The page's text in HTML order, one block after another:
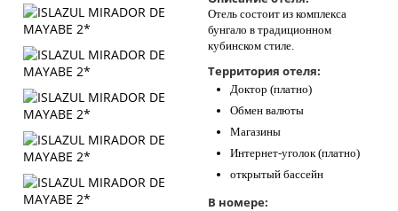
Отель состоит из комплекса
бунгало в традиционном
кубинском стиле.
Территория отеля:
Доктор (платно)
Обмен валюты
Магазины
Интернет-уголок (платно)
открытый бассейн
В номере: